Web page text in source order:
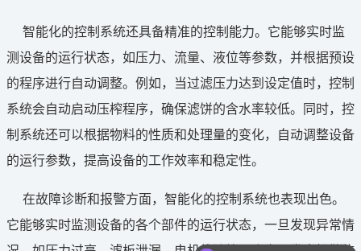
智能化的控制系统还具备精准的控制能力。它能够实时监
测设备的运行状态，如压力、流量、液位等参数，并根据预设
的程序进行自动调整。例如，当过滤压力达到设定值时，控制
系统会自动启动压榨程序，确保滤饼的含水率较低。同时，控
制系统还可以根据物料的性质和处理量的变化，自动调整设备
的运行参数，提高设备的工作效率和稳定性。
在故障诊断和报警方面，智能化的控制系统也表现出色。
它能够实时监测设备的各个部件的运行状态，一旦发现异常情